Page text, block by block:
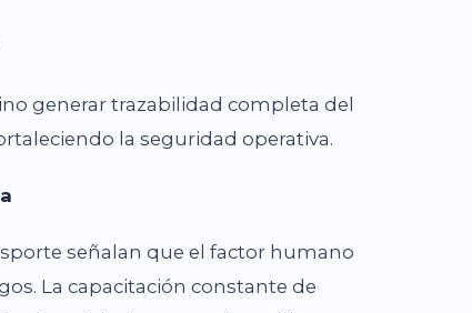
generar trazabilidad completa del
la seguridad operativa.
señalan que el factor humano
La capacitación constante de